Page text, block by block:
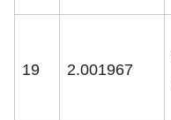
19 2.001967